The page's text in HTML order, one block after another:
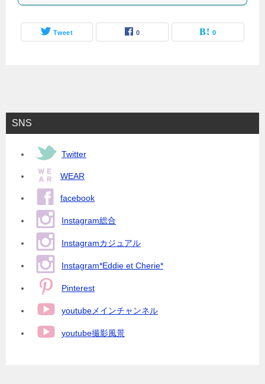
Tweet 0 0
SNS
Twitter
WEAR
facebook
Instagram総合
Instagramカジュアル
Instagram*Eddie et Cherie*
Pinterest
youtubeメインチャンネル
youtube撮影風景